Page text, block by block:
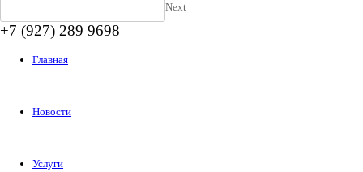
Next
+7 (927) 289 9698
Главная
Новости
Услуги